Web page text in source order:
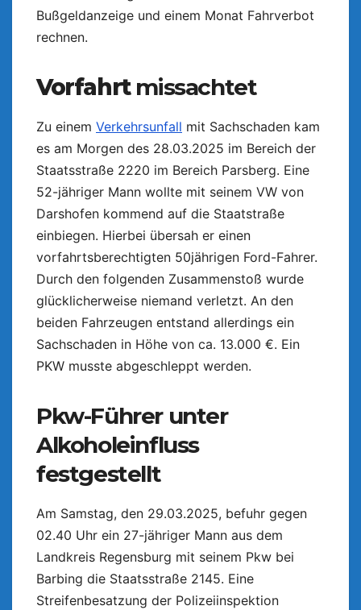
Bußgeldanzeige und einem Monat Fahrverbot
rechnen.
Vorfahrtmissachtet
Zu einem Verkehrsunfall mit Sachschaden kam
es am Morgen des 28.03.2025 im Bereich der
Staatsstraße 2220 im Bereich Parsberg. Eine
52-jähriger Mann wollte mit seinem VW von
Darshofen kommend auf die Staatstraße
einbiegen. Hierbei übersah er einen
vorfahrtsberechtigten 50jährigen Ford-Fahrer.
Durch den folgenden Zusammenstoß wurde
glücklicherweise niemand verletzt. An den
beiden Fahrzeugen entstand allerdings ein
Sachschaden in Höhe von ca. 13.000 €. Ein
PKW musste abgeschleppt werden.
Pkw-Führer unter
Alkoholeinfluss
festgestellt
Am Samstag, den 29.03.2025, befuhr gegen
02.40 Uhr ein 27-jähriger Mann aus dem
Landkreis Regensburg mit seinem Pkw bei
Barbing die Staatsstraße 2145. Eine
Streifenbesatzung der Polizeiinspektion